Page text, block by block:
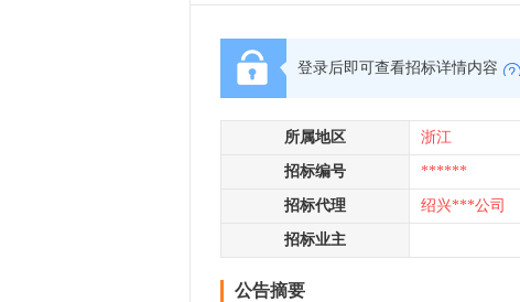
登录后即可查看招标详情内容
所属地区 浙江
招标编号 ******
招标代理 绍兴***公司
招标业主
公告摘要